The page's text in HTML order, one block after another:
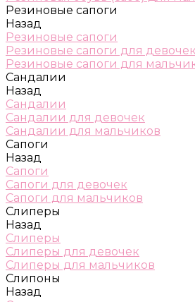
Резиновые сапоги
Назад
Резиновые сапоги
Резиновые сапоги для девочек
Резиновые сапоги для
Сандалии
Назад
Сандалии
Сандалии для девочек
Сандалии для мальчиков
Сапоги
Назад
Сапоги
Сапоги для девочек
Сапоги для мальчиков
Слиперы
Назад
Слиперы
Слиперы для девочек
Слиперы для мальчиков
Слипоны
Назад